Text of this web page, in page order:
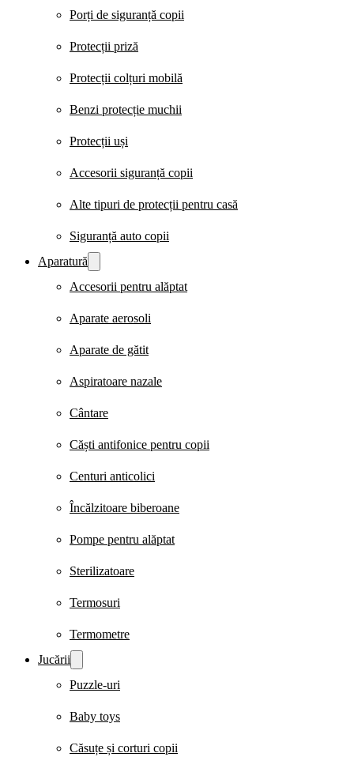
Porți de siguranță copii
Protecții priză
Protecții colțuri mobilă
Benzi protecție muchii
Protecții uși
Accesorii siguranță copii
Alte tipuri de protecții pentru casă
Siguranță auto copii
Aparatură
Accesorii pentru alăptat
Aparate aerosoli
Aparate de gătit
Aspiratoare nazale
Cântare
Căști antifonice pentru copii
Centuri anticolici
Încălzitoare biberoane
Pompe pentru alăptat
Sterilizatoare
Termosuri
Termometre
Jucării
Puzzle-uri
Baby toys
Căsuțe și corturi copii